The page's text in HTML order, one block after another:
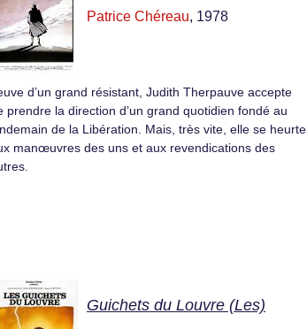
Patrice Chéreau, 1978
d’un grand résistant, Judith Therpauve accepte
prendre la direction d’un grand quotidien fondé au
de la Libération. Mais, très vite, elle se heurte
manœuvres des uns et aux revendications des
Guichets du Louvre (Les)